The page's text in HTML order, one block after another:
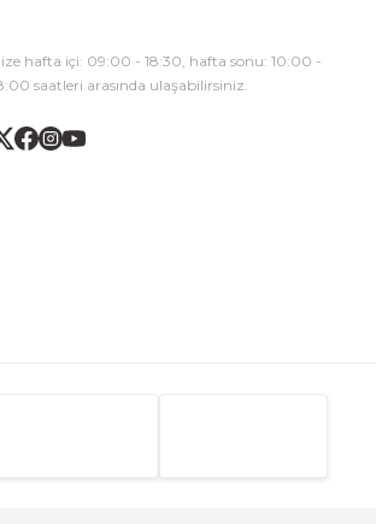
hafta içi: 09:00 - 18:30, hafta sonu: 10:00 -
saatleri arasında ulaşabilirsiniz.